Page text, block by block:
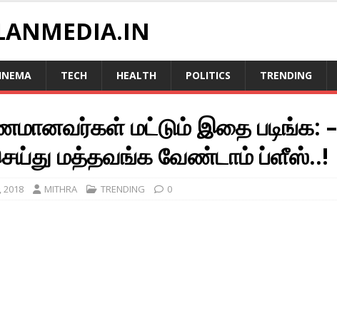
TECH HEALTH POLITICS TRENDING
மட்டும் இதை படிங்க: –
மத்தவங்க வேண்டாம் ப்ளீஸ்..!
2018 MITHRA TRENDING 0